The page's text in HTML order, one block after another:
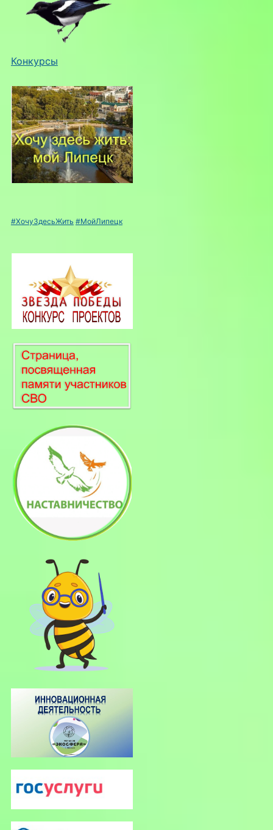
Конкурсы
#ХочуЗдесьЖить #МойЛипецк